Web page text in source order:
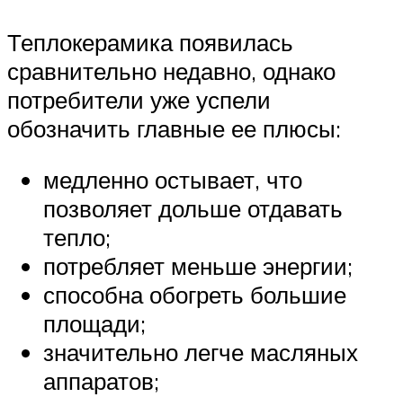
Теплокерамика появилась
сравнительно недавно, однако
потребители уже успели
обозначить главные ее плюсы:
медленно остывает, что
позволяет дольше отдавать
тепло;
потребляет меньше энергии;
способна обогреть большие
площади;
значительно легче масляных
аппаратов;